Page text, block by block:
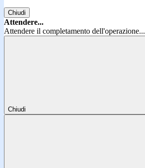
Chiudi
Attendere...
Attendere il completamento dell'operazione...
Chiudi